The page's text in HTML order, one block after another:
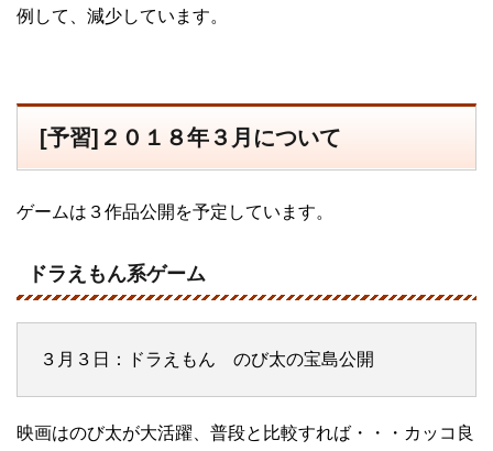
例して、減少しています。
[予習]２０１８年３月について
ゲームは３作品公開を予定しています。
ドラえもん系ゲーム
３月３日：ドラえもん のび太の宝島公開
映画はのび太が大活躍、普段と比較すれば・・・カッコ良